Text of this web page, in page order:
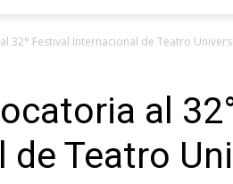
32° Festival Internacional de Teatro
al
de Teatro